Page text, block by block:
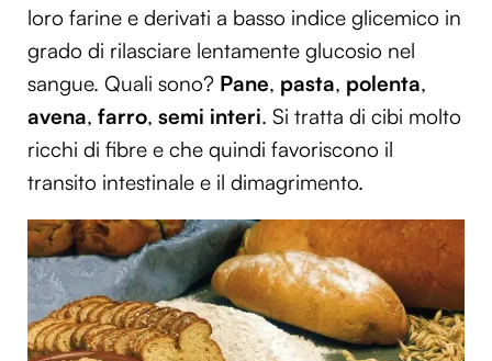
loro farine e derivati a basso indice glicemico in
grado di rilasciare lentamente glucosio nel
sangue. Quali sono? Pane, pasta, polenta,
avena, farro, semi interi. Si tratta di cibi molto
ricchi di fibre e che quindi favoriscono il
transito intestinale e il dimagrimento.